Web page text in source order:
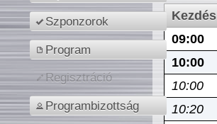
Szponzorok
Program
Regisztráció
Programbizottság
Kezdés
09:00
10:00
10:00
10:20